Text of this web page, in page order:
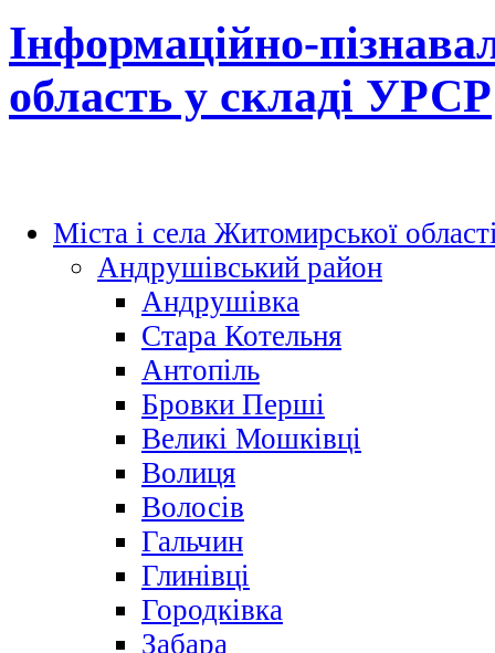
Інформаційно-
область у складі УРСР
Міста і села Житомирської
Андрушівський район
Андрушівка
Стара Котельня
Антопіль
Бровки Перші
Великі Мошківці
Волиця
Волосів
Гальчин
Глинівці
Городківка
Забара